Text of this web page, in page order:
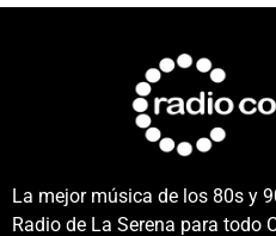
La mejor música de los 80s y
Radio de La Serena para todo